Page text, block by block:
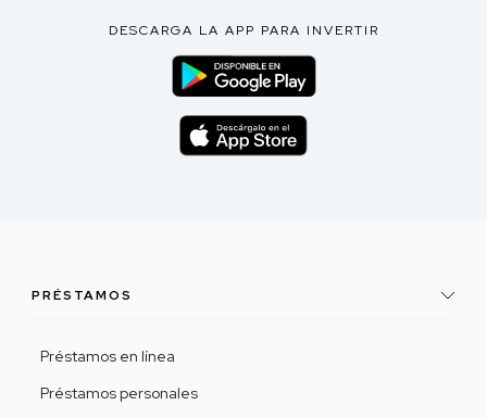
DESCARGA LA APP PARA INVERTIR
PRÉSTAMOS
Préstamos en línea
Préstamos personales